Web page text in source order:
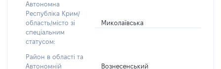
Автономна
Республіка Крим/
область/місто зі
спеціальним
статусом:
Миколаївська
Район в області та
Автономній
Вознесенський